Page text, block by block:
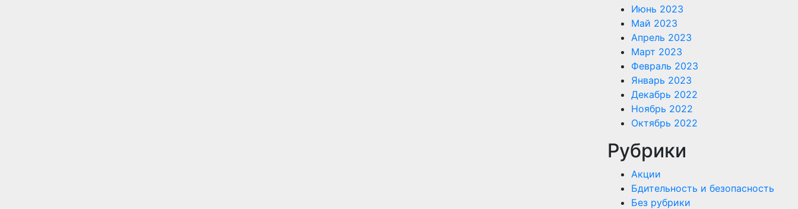
Июнь 2023
Май 2023
Апрель 2023
Март 2023
Февраль 2023
Январь 2023
Декабрь 2022
Ноябрь 2022
Октябрь 2022
Рубрики
Акции
Бдительность и безопасность
Без рубрики